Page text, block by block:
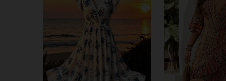
4.76
7.7K
4.76
7.7K